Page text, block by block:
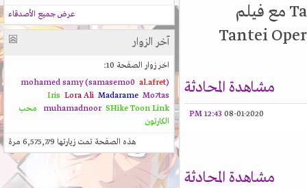
Holmes TD او Tantei Opera Milky Holmes TD مع فيلم
Tantei
مشاهدة المحادثة
08-01-2020
12:43 PM
مشاهدة المحادثة
عرض جميع الأصدقاء
آخر الزوار
اخر زوار الصفحة 10:
al.afret
Iris
Lora Ali Madarame
Mo7tas
muhamadnoor
SHikeToon Link
محب
الكارتون
هذه الصفحة تمت زيارتها6,575,779مرة